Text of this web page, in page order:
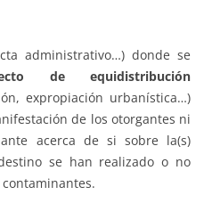
administrativo…) donde se
de equidistribución
expropiación urbanística…)
de los otorgantes ni
acerca de si sobre la(s)
se han realizado o no